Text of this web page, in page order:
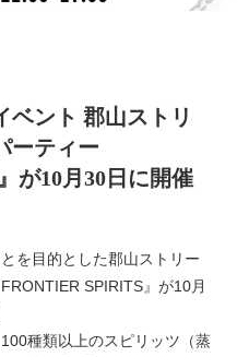
ベント 郡山ストリ
ーティー
が10月30日に開催
を目的とした郡山ストリー
SPIRITS』が10月
種類以上のスピリッツ（蒸